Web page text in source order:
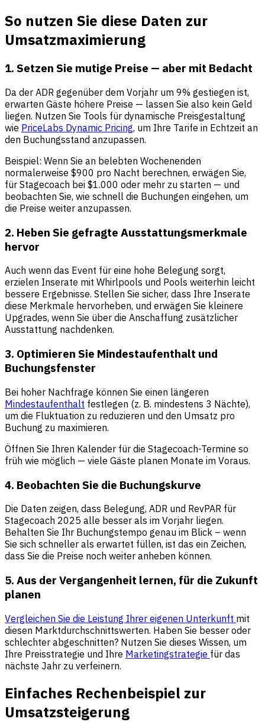
So nutzen Sie diese Daten zur
Umsatzmaximierung
1. Setzen Sie mutige Preise — aber mit Bedacht
Da der ADR gegenüber dem Vorjahr um 9% gestiegen ist,
erwarten Gäste höhere Preise — lassen Sie also kein Geld
liegen. Nutzen Sie Tools für dynamische Preisgestaltung
wie PriceLabs Dynamic Pricing, um Ihre Tarife in Echtzeit an
den Buchungsstand anzupassen.
Beispiel: Wenn Sie an belebten Wochenenden
normalerweise $900 pro Nacht berechnen, erwägen Sie,
für Stagecoach bei $1.000 oder mehr zu starten — und
beobachten Sie, wie schnell die Buchungen eingehen, um
die Preise weiter anzupassen.
2. Heben Sie gefragte Ausstattungsmerkmale
hervor
Auch wenn das Event für eine hohe Belegung sorgt,
erzielen Inserate mit Whirlpools und Pools weiterhin leicht
bessere Ergebnisse. Stellen Sie sicher, dass Ihre Inserate
diese Merkmale hervorheben, und erwägen Sie kleinere
Upgrades, wenn Sie über die Anschaffung zusätzlicher
Ausstattung nachdenken.
3. Optimieren Sie Mindestaufenthalt und
Buchungsfenster
Bei hoher Nachfrage können Sie einen längeren
Mindestaufenthalt festlegen (z. B. mindestens 3 Nächte),
um die Fluktuation zu reduzieren und den Umsatz pro
Buchung zu maximieren.
Öffnen Sie Ihren Kalender für die Stagecoach-Termine so
früh wie möglich — viele Gäste planen Monate im Voraus.
4. Beobachten Sie die Buchungskurve
Die Daten zeigen, dass Belegung, ADR und RevPAR für
Stagecoach 2025 alle besser als im Vorjahr liegen.
Behalten Sie Ihr Buchungstempo genau im Blick – wenn
Sie sich schneller als erwartet füllen, ist das ein Zeichen,
dass Sie die Preise noch weiter anheben können.
5. Aus der Vergangenheit lernen, für die Zukunft
planen
Vergleichen Sie die Leistung Ihrer eigenen Unterkunft mit
diesen Marktdurchschnittswerten. Haben Sie besser oder
schlechter abgeschnitten? Nutzen Sie dieses Wissen, um
Ihre Preisstrategie und Ihre Marketingstrategie für das
nächste Jahr zu verfeinern.
Einfaches Rechenbeispiel zur
Umsatzsteigerung